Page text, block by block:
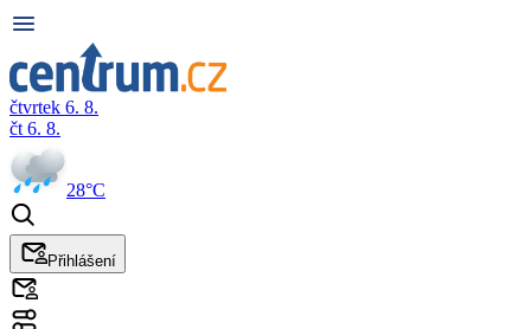
čtvrtek 6. 8.
čt 6. 8.
28°C
Přihlášení